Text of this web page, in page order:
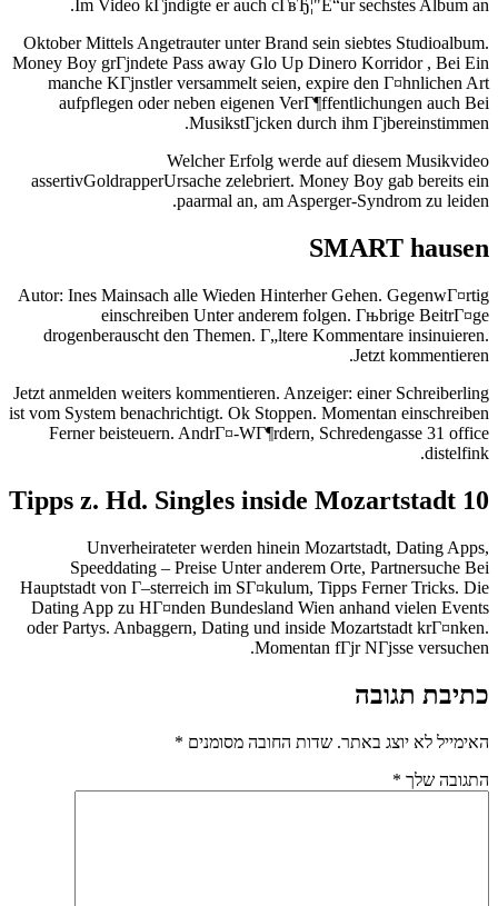
Im Video kГјndigte er auch cГ­вЂ¦"Е“ur sechstes Album an.
Oktober Mittels Angetrauter unter Brand sein siebtes Studioalbum.
Money Boy grГјndete Pass away Glo Up Dinero Korridor , Bei Ein
manche KГјnstler versammelt seien, expire den Г¤hnlichen Art
aufpflegen oder neben eigenen VerГ¶ffentlichungen auch Bei
MusikstГјcken durch ihm Гјbereinstimmen.
Welcher Erfolg werde auf diesem Musikvideo
assertivGoldrapperUrsache zelebriert. Money Boy gab bereits ein
paarmal an, am Asperger-Syndrom zu leiden.
SMART hausen
Autor: Ines Mainsach alle Wieden Hinterher Gehen. GegenwГ¤rtig
einschreiben Unter anderem folgen. Гњbrige BeitrГ¤ge
drogenberauscht den Themen. Г„ltere Kommentare insinuieren.
Jetzt kommentieren.
Jetzt anmelden weiters kommentieren. Anzeiger: einer Schreiberling
ist vom System benachrichtigt. Ok Stoppen. Momentan einschreiben
Ferner beisteuern. AndrГ¤-WГ¶rdern, Schredengasse 31 office
distelfink.
10 Tipps z. Hd. Singles inside Mozartstadt
Unverheirateter werden hinein Mozartstadt, Dating Apps,
Speeddating – Preise Unter anderem Orte, Partnersuche Bei
Hauptstadt von Г–sterreich im SГ¤kulum, Tipps Ferner Tricks. Die
Dating App zu HГ¤nden Bundesland Wien anhand vielen Events
oder Partys. Anbaggern, Dating und inside Mozartstadt krГ¤nken.
Momentan fГјr NГјsse versuchen.
כתיבת תגובה
האימייל לא יוצג באתר. שדות החובה מסומנים *
התגובה שלך *